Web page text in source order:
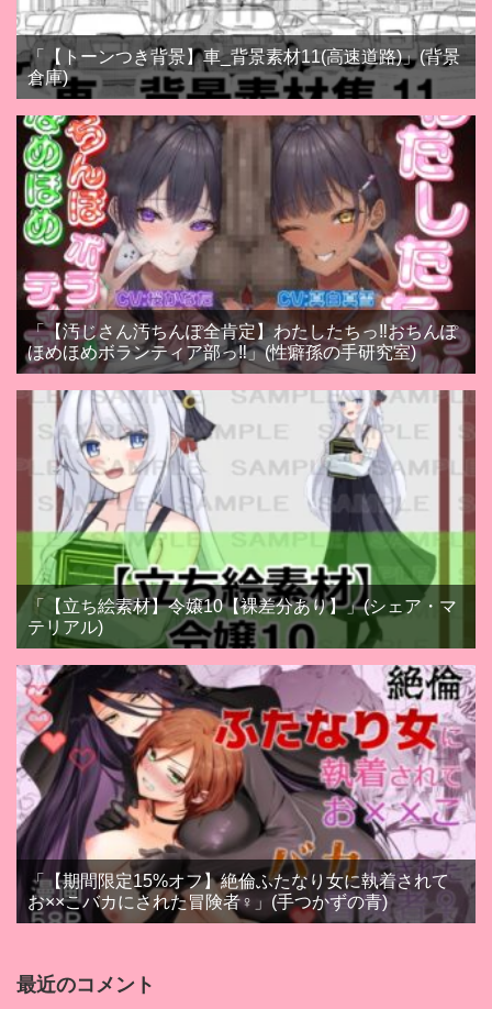
「【トーンつき背景】車_背景素材11(高速道路)」(背景
倉庫)
「【汚じさん汚ちんぽ全肯定】わたしたちっ‼おちんぽ
ほめほめボランティア部っ‼」(性癖孫の手研究室)
「【立ち絵素材】令嬢10【裸差分あり】」(シェア・マ
テリアル)
「【期間限定15%オフ】絶倫ふたなり女に執着されて
お××こバカにされた冒険者♀」(手つかずの青)
最近のコメント